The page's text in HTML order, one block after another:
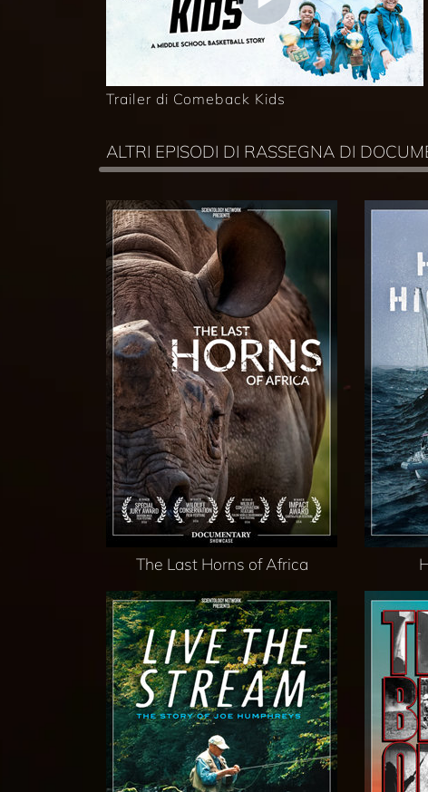
Trailer di Comeback Kids
ALTRI EPISODI DI RASSEGNA DI
The Last Horns of Africa